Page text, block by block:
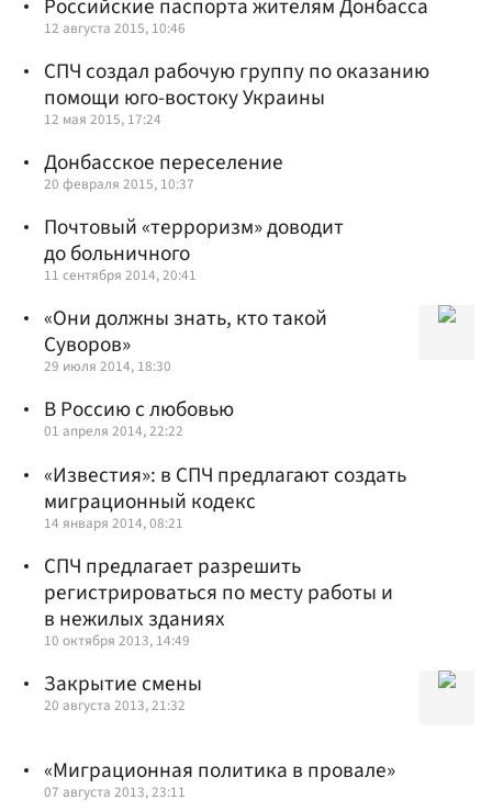
12 августа 2015, 10:46
СПЧ создал рабочую группу по оказанию
помощи юго-востоку Украины
12 мая 2015, 17:24
Донбасское переселение
20 февраля 2015, 10:37
Почтовый «терроризм» доводит
до больничного
11 сентября 2014, 20:41
«Они должны знать, кто такой
Суворов»
29 июля 2014, 18:30
В Россию с любовью
01 апреля 2014, 22:22
«Известия»: в СПЧ предлагают создать
миграционный кодекс
14 января 2014, 08:21
СПЧ предлагает разрешить
регистрироваться по месту работы и
в нежилых зданиях
10 октября 2013, 14:49
Закрытие смены
20 августа 2013, 21:32
«Миграционная политика в провале»
07 августа 2013, 23:11